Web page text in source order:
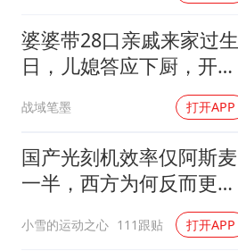
婆婆带28口亲戚来家过生
日，儿媳答应下厨，开饭
战域笔墨 打开APP
国产光刻机效率仅阿斯麦
一半，西方为何反而更
小雪的运动之心 111跟贴 打开APP